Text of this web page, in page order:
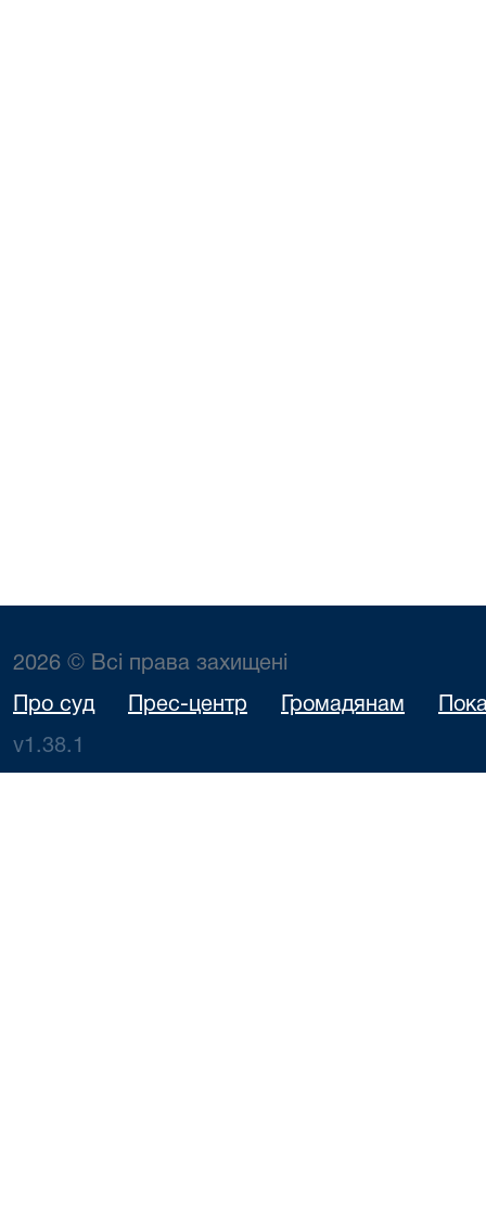
2026 © Всі права захищені
Про суд Прес-центр Громадянам
v1.38.1